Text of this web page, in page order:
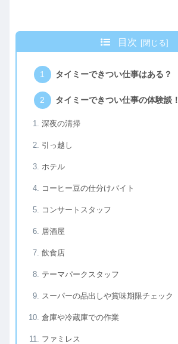
目次
タイミーできつい仕事はある？
タイミーできつい仕事の体験談！
深夜の清掃
引っ越し
ホテル
コーヒー豆の仕分けバイト
コンサートスタッフ
居酒屋
飲食店
テーマパークスタッフ
スーパーの品出しや賞味期限チェック
倉庫や冷蔵庫での作業
ファミレス